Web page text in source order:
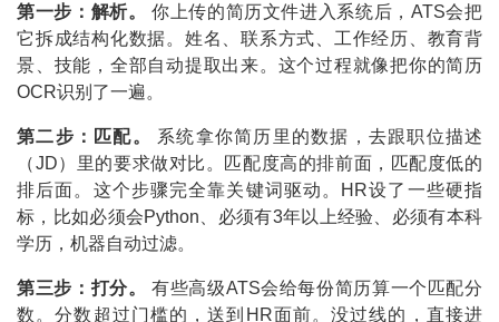
第一步：解析。
你上传的简历文件进入系统后，ATS会把
它拆成结构化数据。姓名、联系方式、工作经历、教育背
景、技能，全部自动提取出来。这个过程就像把你的简历
OCR识别了一遍。
第二步：匹配。
系统拿你简历里的数据，去跟职位描述
（JD）里的要求做对比。匹配度高的排前面，匹配度低的
排后面。这个步骤完全靠关键词驱动。HR设了一些硬指
标，比如必须会Python、必须有3年以上经验、必须有本科
学历，机器自动过滤。
第三步：打分。
有些高级ATS会给每份简历算一个匹配分
数。分数超过门槛的，送到HR面前。没过线的，直接进